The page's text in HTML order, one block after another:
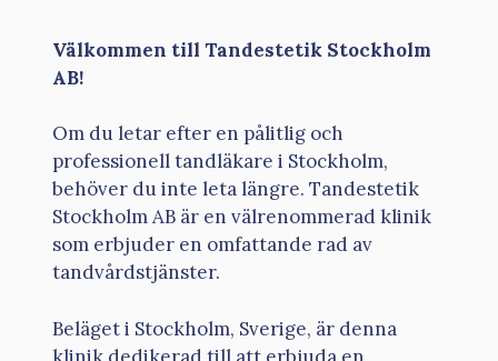
Välkommen till Tandestetik Stockholm
AB!
Om du letar efter en pålitlig och
professionell tandläkare i Stockholm,
behöver du inte leta längre. Tandestetik
Stockholm AB är en välrenommerad klinik
som erbjuder en omfattande rad av
tandvårdstjänster.
Beläget i Stockholm, Sverige, är denna